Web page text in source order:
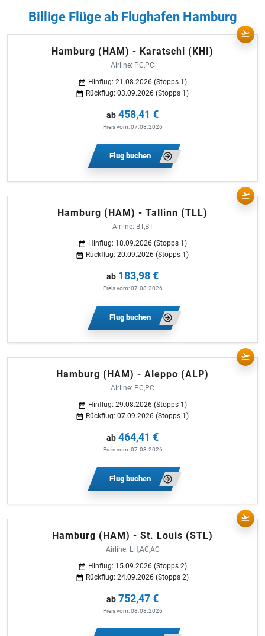
Billige Flüge ab Flughafen Hamburg
Hamburg (HAM) - Karatschi (KHI)
Airline: PC,PC
Hinflug: 21.08.2026 (Stopps 1)
Rückflug: 03.09.2026 (Stopps 1)
ab 458,41 €
Preis vom: 07.08.2026
Flug buchen
Hamburg (HAM) - Tallinn (TLL)
Airline: BT,BT
Hinflug: 18.09.2026 (Stopps 1)
Rückflug: 20.09.2026 (Stopps 1)
ab 183,98 €
Preis vom: 07.08.2026
Flug buchen
Hamburg (HAM) - Aleppo (ALP)
Airline: PC,PC
Hinflug: 29.08.2026 (Stopps 1)
Rückflug: 07.09.2026 (Stopps 1)
ab 464,41 €
Preis vom: 07.08.2026
Flug buchen
Hamburg (HAM) - St. Louis (STL)
Airline: LH,AC,AC
Hinflug: 15.09.2026 (Stopps 2)
Rückflug: 24.09.2026 (Stopps 2)
ab 752,47 €
Preis vom: 08.08.2026